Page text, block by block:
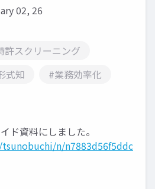
02, 26
許スクリーニング
式知 #業務効率化
ド資料にしました。
n/n7883d56f5ddc